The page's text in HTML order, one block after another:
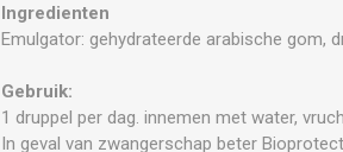
Ingredienten
Emulgator: gehydrateerde arabische gom,
Gebruik:
1 druppel per dag. innemen met water,
In geval van zwangerschap beter